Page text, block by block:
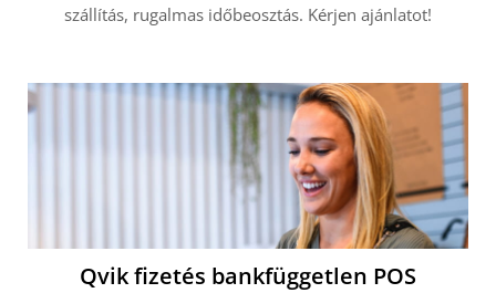
szállítás, rugalmas időbeosztás. Kérjen ajánlatot!
Qvik fizetés bankfüggetlen POS